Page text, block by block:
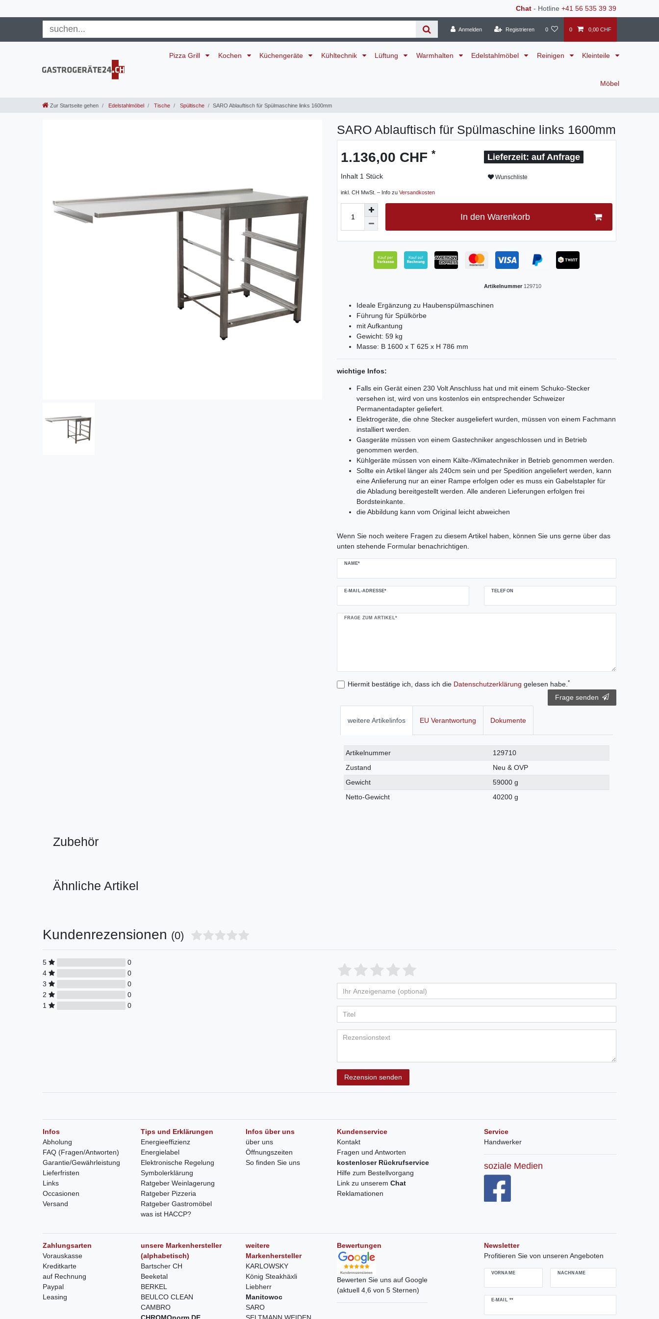
Chat - Hotline +41 56 535 39 39
Anmelden Registrieren 0 0 0,00 CHF
Pizza Grill Kochen Küchengeräte Kühltechnik Lüftung Warmhalten Edelstahlmöbel Reinigen Kleinteile
Möbel
Zur Startseite gehen Edelstahlmöbel Tische Spültische SARO Ablauftisch für Spülmaschine links 1600mm
SARO Ablauftisch für Spülmaschine links 1600mm
1.136,00 CHF *
Inhalt 1 Stück
inkl. CH MwSt. – Info zu Versandkosten
auf Anfrage
Wunschliste
In den Warenkorb
Artikelnummer 129710
Ideale Ergänzung zu Haubenspülmaschinen
Führung für Spülkörbe
mit Aufkantung
Gewicht: 59 kg
Masse: B 1600 x T 625 x H 786 mm
wichtige Infos:
Falls ein Gerät einen 230 Volt Anschluss hat und mit einem Schuko-Stecker
versehen ist, wird von uns kostenlos ein entsprechender Schweizer
Permanentadapter geliefert.
Elektrogeräte, die ohne Stecker ausgeliefert wurden, müssen von einem Fachmann
installiert werden.
Gasgeräte müssen von einem Gastechniker angeschlossen und in Betrieb
genommen werden.
Kühlgeräte müssen von einem Kälte-/Klimatechniker in Betrieb genommen werden.
Sollte ein Artikel länger als 240cm sein und per Spedition angeliefert werden, kann
eine Anlieferung nur an einer Rampe erfolgen oder es muss ein Gabelstapler für
die Abladung bereitgestellt werden. Alle anderen Lieferungen erfolgen frei
Bordsteinkante.
die Abbildung kann vom Original leicht abweichen
Wenn Sie noch weitere Fragen zu diesem Artikel haben, können Sie uns gerne über das
unten stehende Formular benachrichtigen.
NAME*
E-MAIL-ADRESSE* TELEFON
FRAGE ZUM ARTIKEL*
Hiermit bestätige ich, dass ich die Daten­schutz­erklärung gelesen habe.*
Frage senden
weitere Artikelinfos EU Verantwortung Dokumente
Technisches
Merkmal
Wert
Artikelnummer
129710
Zustand
Neu & OVP
Gewicht
59000 g
Netto-Gewicht
40200 g
Zubehör
Ähnliche Artikel
Kundenrezensionen (0)
5
0
4
0
3
0
2
0
1
0
Rezension senden
Infos
Abholung
FAQ (Fragen/Antworten)
Garantie/Gewährleistung
Lieferfristen
Links
Occasionen
Versand
Tips und Erklärungen
Energieeffizienz
Energielabel
Elektronische Regelung
Symbolerklärung
Ratgeber Weinlagerung
Ratgeber Pizzeria
Ratgeber Gastromöbel
was ist HACCP?
Infos über uns
über uns
Öffnungszeiten
So finden Sie uns
Kundenservice
Kontakt
Fragen und Antworten
kostenloser Rückrufservice
Hilfe zum Bestellvorgang
Link zu unserem Chat
Reklamationen
Service
Handwerker
soziale Medien
Zahlungsarten
Vorauskasse
Kreditkarte
auf Rechnung
Paypal
Leasing
unsere Markenhersteller
(alphabetisch)
Bartscher CH
Beeketal
BERKEL
BEULCO CLEAN
CAMBRO
weitere
Markenhersteller
KARLOWSKY
König Steakhäxli
Liebherr
Manitowoc
SARO
Bewertungen
Bewerten Sie uns auf Google
(aktuell 4,6 von 5 Sternen)
Newsletter
Profitieren Sie von unseren Angeboten
VORNAME NACHNAME
E-MAIL **
Newsletter